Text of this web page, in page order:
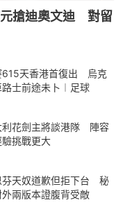
元搶迪奧文迪 對留
615天香港首復出 烏克
士前途未卜︱足球
利花劍主將談港隊 陣容
挑戰更大
芬天奴道歉但拒下台 秘
兩版本證腹背受敵